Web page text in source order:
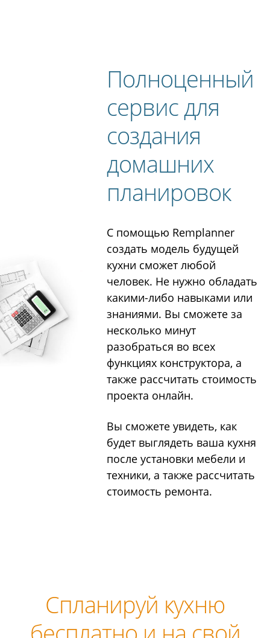
Полноценный
сервис для
создания
домашних
планировок
С помощью Remplanner
создать модель будущей
кухни сможет любой
человек. Не нужно обладать
какими-либо навыками или
знаниями. Вы сможете за
несколько минут
разобраться во всех
функциях конструктора, а
также рассчитать стоимость
проекта онлайн.
Вы сможете увидеть, как
будет выглядеть ваша кухня
после установки мебели и
техники, а также рассчитать
стоимость ремонта.
Спланируй кухню